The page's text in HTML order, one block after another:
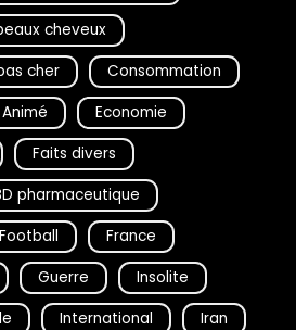
cheveux
cher
Consommation
Economie
Faits divers
pharmaceutique
Football
France
Guerre
Insolite
International Iran